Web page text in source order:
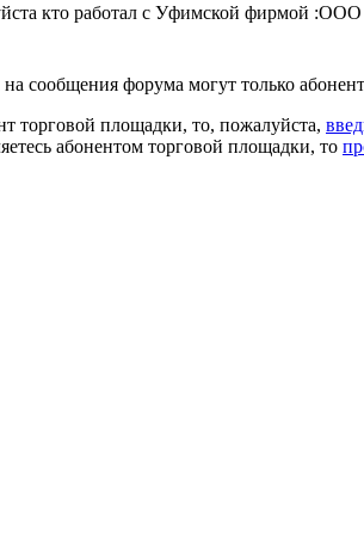
кто работал с Уфимской фирмой :ООО
на сообщения форума могут только
торговой площадки, то, пожалуйста,
абонентом торговой площадки, то